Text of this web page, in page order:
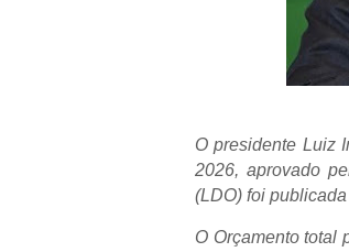
O presidente Luiz
2026, aprovado
(LDO) foi
O Orçamento total